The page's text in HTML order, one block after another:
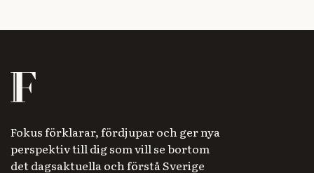
Fokus förklarar, fördjupar och ger nya
perspektiv till dig som vill se bortom
det dagsaktuella och förstå Sverige